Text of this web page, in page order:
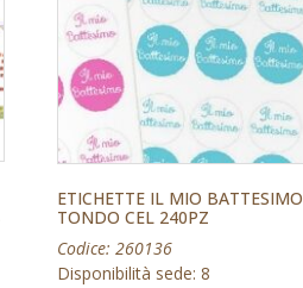
ETICHETTE IL MIO BATTESIMO
TONDO CEL 240PZ
Codice: 260136
Disponibilità sede: 8